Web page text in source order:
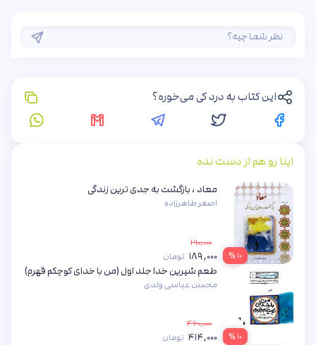
این کتاب به درد کی می‌خوره؟
اینا رو هم از دست نده
۱۰ %
معاد ، بازگشت به جدی ترین زندگی
اصغر طاهرزاده
۲۱۰,۰۰۰
۱۸۹,۰۰۰ تومان
۱۰ %
طعم شیرین خدا جلد اول (من با خدای کوچکم قهرم)
محسن عباسی ولدی
۴۶۰,۰۰۰
۴۱۴,۰۰۰ تومان